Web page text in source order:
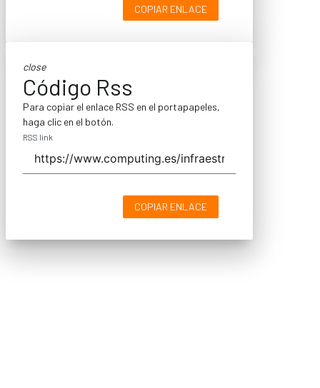
COPIAR ENLACE
close
Código Rss
Para copiar el enlace RSS en el portapapeles,
haga clic en el botón.
RSS link
COPIAR ENLACE